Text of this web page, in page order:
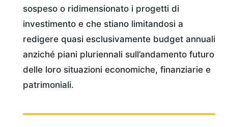
sospeso o ridimensionato i progetti di
investimento e che stiano limitandosi a
redigere quasi esclusivamente budget annuali
anziché piani pluriennali sull’andamento futuro
delle loro situazioni economiche, finanziarie e
patrimoniali.